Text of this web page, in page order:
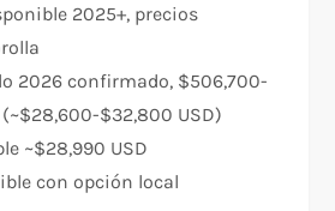
2025+, precios
2026 confirmado, $506,700-
$32,800 USD)
~$28,990 USD
con opción local